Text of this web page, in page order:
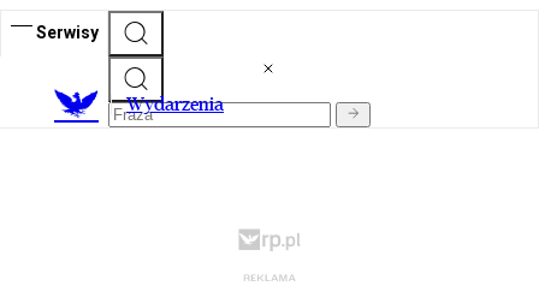
Serwisy
Wydarzenia